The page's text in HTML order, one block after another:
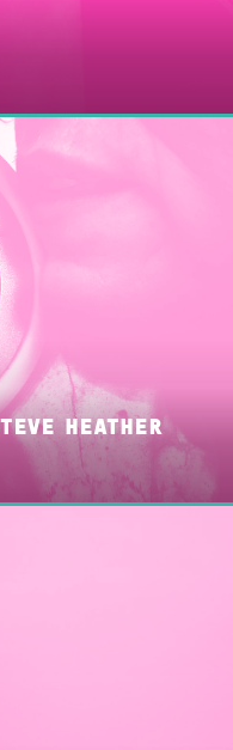
HEATHER